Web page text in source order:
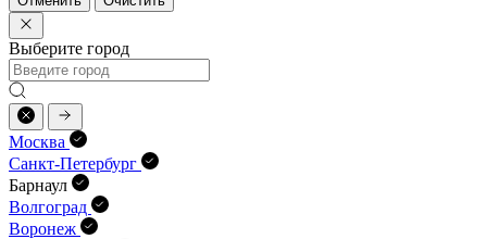
Выберите город
Москва
Санкт-Петербург
Барнаул
Волгоград
Воронеж